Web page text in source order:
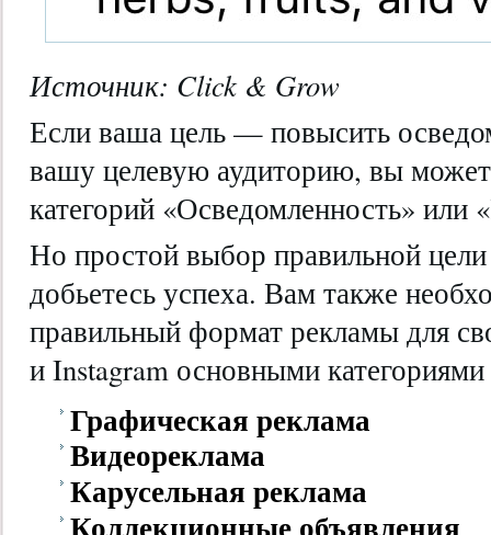
Источник: Click & Grow
Если ваша цель — повысить
вашу целевую аудиторию, вы
категорий «Осведомленность» или
Но простой выбор правильной
добьетесь успеха. Вам также
правильный формат рекламы для
и Instagram основными
Графическая реклама
Видеореклама
Карусельная реклама